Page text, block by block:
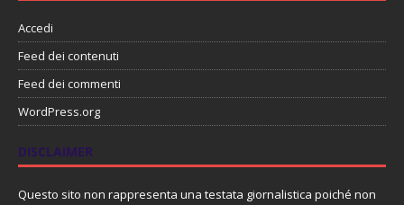
Accedi
Feed dei contenuti
Feed dei commenti
WordPress.org
DISCLAIMER
Questo sito non rappresenta una testata giornalistica poiché non